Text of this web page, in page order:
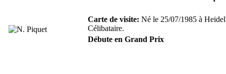
Carte de visite: Né le 25/07/1985 à
Célibataire.
Débute en Grand Prix